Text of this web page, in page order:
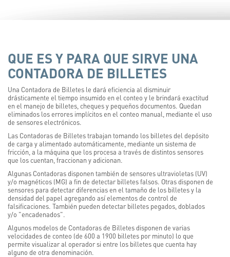
QUE ES Y PARA QUE SIRVE UNA
CONTADORA DE BILLETES
Una Contadora de Billetes le dará eficiencia al disminuir
drásticamente el tiempo insumido en el conteo y le brindará exactitud
en el manejo de billetes, cheques y pequeños documentos. Quedan
eliminados los errores implícitos en el conteo manual, mediante el uso
de sensores electrónicos.
Las Contadoras de Billetes trabajan tomando los billetes del depósito
de carga y alimentado automáticamente, mediante un sistema de
fricción, a la máquina que los procesa a través de distintos sensores
que los cuentan, fraccionan y adicionan.
Algunas Contadoras disponen también de sensores ultravioletas (UV)
y/o magnéticos (MG) a fin de detectar billetes falsos. Otras disponen de
sensores para detectar diferencias en el tamaño de los billetes y la
densidad del papel agregando así elementos de control de
falsificaciones. También pueden detectar billetes pegados, doblados
y/o "encadenados".
Algunos modelos de Contadoras de Billetes disponen de varias
velocidades de conteo (de 600 a 1900 billetes por minuto) lo que
permite visualizar al operador si entre los billetes que cuenta hay
alguno de otra denominación.